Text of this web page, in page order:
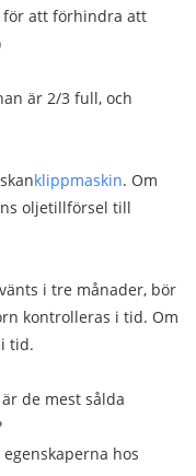
att förhindra att
är 2/3 full, och
klippmaskin. Om
oljetillförsel till
i tre månader, bör
kontrolleras i tid. Om
tid.
de mest sålda
hos